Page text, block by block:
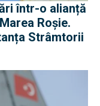
într-o alianță
Roșie.
Strâmtorii